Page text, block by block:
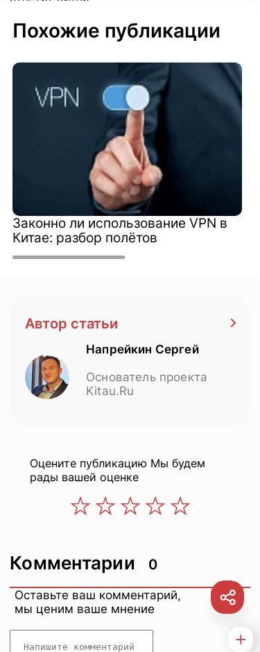
Похожие публикации
Законно ли использование VPN в
Китае: разбор полётов
Автор статьи
Напрейкин Сергей
Основатель проекта
Kitau.Ru
Оцените публикацию Мы будем
рады вашей оценке
Комментарии 0
Оставьте ваш комментарий,
мы ценим ваше мнение